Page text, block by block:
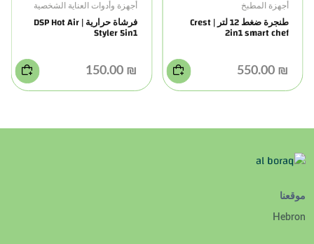
أجهزة المطبخ
طنجرة ضغط 12 لتر | Crest
2in1 smart chef
₪ 550.00
أجهزة وأدوات العناية الشخصية
فرشاة حرارية | DSP Hot Air
Styler 5in1
₪ 150.00
موقعنا
Hebron